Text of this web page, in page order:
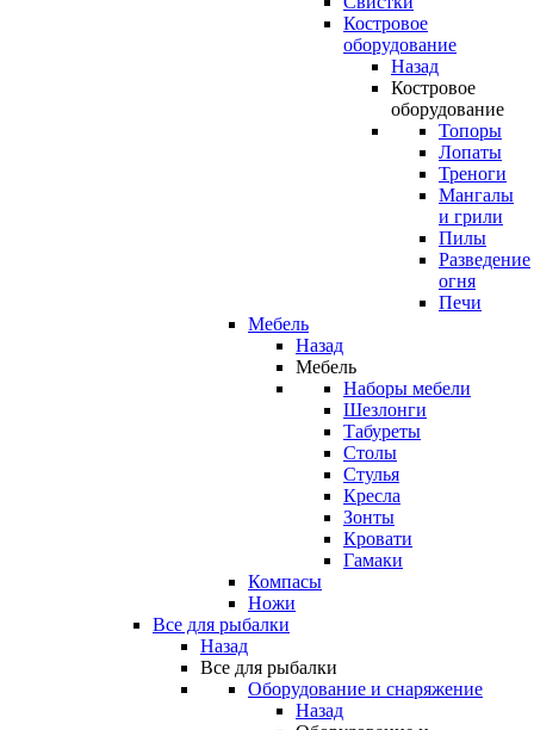
Костровое
оборудование
Назад
Костровое
оборудование
Топоры
Лопаты
Треноги
Мангалы
и грили
Пилы
Разведение
огня
Печи
Мебель
Назад
Мебель
Наборы мебели
Шезлонги
Табуреты
Столы
Стулья
Кресла
Зонты
Кровати
Гамаки
Компасы
Ножи
Все для рыбалки
Назад
Все для рыбалки
Оборудование и снаряжение
Назад